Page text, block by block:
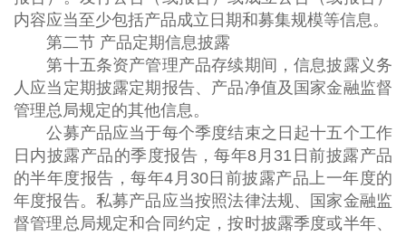
内容应当至少包括产品成立日期和募集规模等信息。
第二节 产品定期信息披露
第十五条资产管理产品存续期间，信息披露义务
人应当定期披露定期报告、产品净值及国家金融监督
管理总局规定的其他信息。
公募产品应当于每个季度结束之日起十五个工作
日内披露产品的季度报告，每年8月31日前披露产品
的半年度报告，每年4月30日前披露产品上一年度的
年度报告。私募产品应当按照法律法规、国家金融监
督管理总局规定和合同约定，按时披露季度或半年、